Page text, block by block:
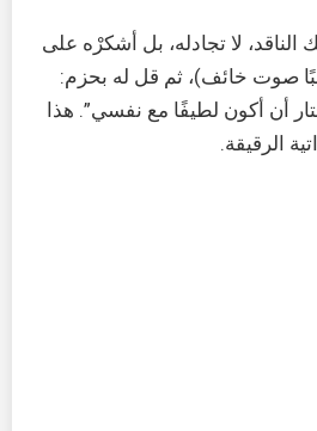
الناقد، لا تجادله، بل أشكرْه على
صوت خائف)، ثم قل له بحزم:
أن أكون لطيفًا مع نفسي”. هذا
الرقيقة.